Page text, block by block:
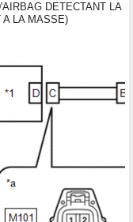
DETECTANT LA
A LA MASSE)